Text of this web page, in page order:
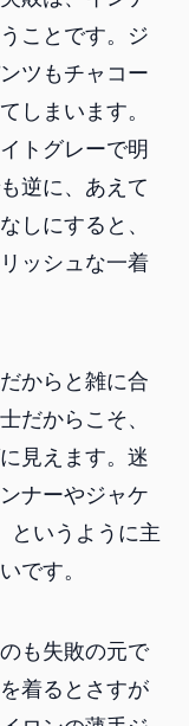
ことです。ジ
ツもチャコー
しまいます。
トグレーで明
逆に、あえて
しにすると、
ッシュな一着
からと雑に合
だからこそ、
見えます。迷
ナーやジャケ
というように主
です。
も失敗の元で
着るとさすが